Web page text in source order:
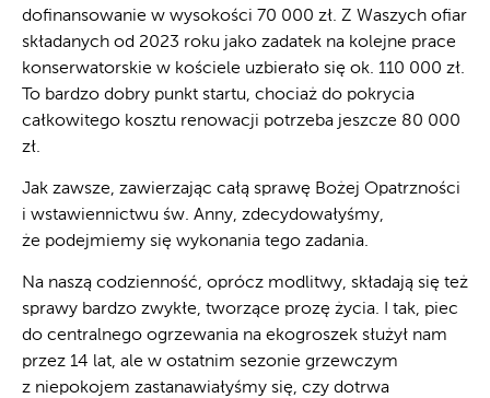
dofinansowanie w wysokości 70 000 zł. Z Waszych ofiar
składanych od 2023 roku jako zadatek na kolejne prace
konserwatorskie w kościele uzbierało się ok. 110 000 zł.
To bardzo dobry punkt startu, chociaż do pokrycia
całkowitego kosztu renowacji potrzeba jeszcze 80 000
zł.
Jak zawsze, zawierzając całą sprawę Bożej Opatrzności
i wstawiennictwu św. Anny, zdecydowałyśmy,
że podejmiemy się wykonania tego zadania.
Na naszą codzienność, oprócz modlitwy, składają się też
sprawy bardzo zwykłe, tworzące prozę życia. I tak, piec
do centralnego ogrzewania na ekogroszek służył nam
przez 14 lat, ale w ostatnim sezonie grzewczym
z niepokojem zastanawiałyśmy się, czy dotrwa